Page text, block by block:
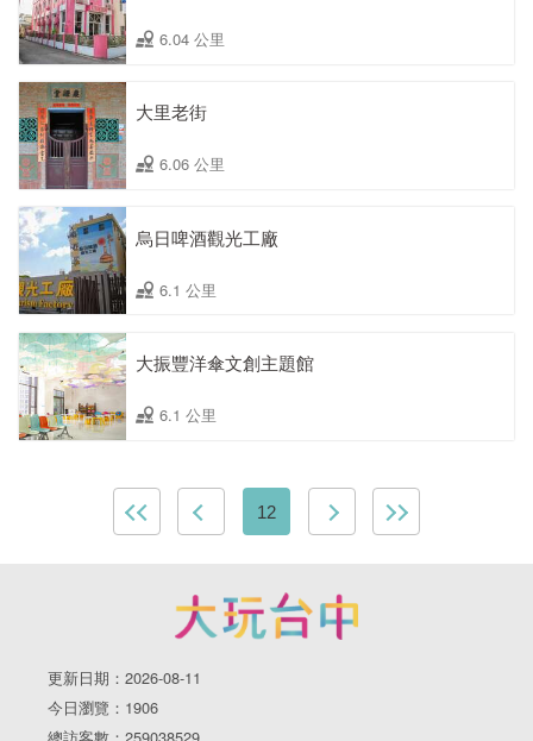
6.04 公里
大里老街
6.06 公里
烏日啤酒觀光工廠
6.1 公里
大振豐洋傘文創主題館
6.1 公里
12
更新日期：2026-08-11
今日瀏覽：1906